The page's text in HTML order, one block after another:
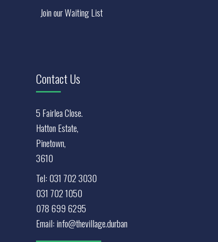
Join our Waiting List
Contact Us
5 Fairlea Close.
Hatton Estate,
Pinetown,
3610
Tel:031 702 3030
031 702 1050
078 699 6295
Email:info@thevillage.durban